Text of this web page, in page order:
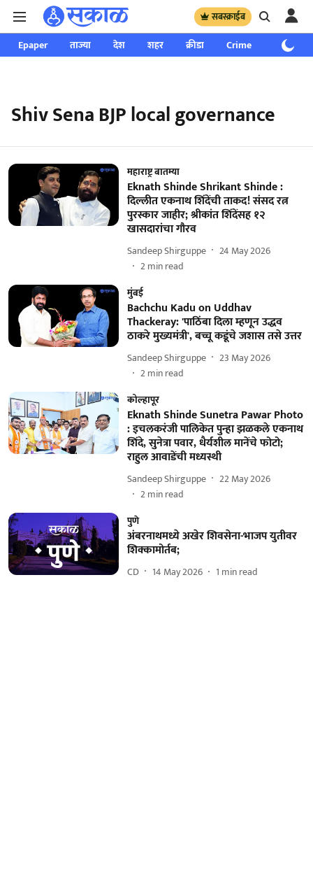
सबस्क्राईब
Epaper ताज्या देश शहर क्रीडा Crime साप्ताहिक
Shiv Sena BJP local governance
महाराष्ट्र बातम्या
Eknath Shinde Shrikant Shinde :
दिल्लीत एकनाथ शिंदेंची ताकद! संसद रत्न
पुरस्कार जाहीर; श्रीकांत शिंदेंसह १२
खासदारांचा गौरव
Sandeep Shirguppe
24 May 2026
2min read
मुंबई
Bachchu Kadu on Uddhav
Thackeray: 'पाठिंबा दिला म्हणून उद्धव
ठाकरे मुख्यमंत्री', बच्चू कडूंचे जशास तसे उत्तर
Sandeep Shirguppe
23 May 2026
2min read
कोल्हापूर
Eknath Shinde Sunetra Pawar Photo
: इचलकरंजी पालिकेत पुन्हा झळकले एकनाथ
शिंदे, सुनेत्रा पवार, धैर्यशील मानेंचे फोटो;
राहुल आवाडेंची मध्यस्थी
Sandeep Shirguppe
22 May 2026
2min read
पुणे
अंबरनाथमध्ये अखेर शिवसेना-भाजप युतीवर
शिक्कामोर्तब;
CD 14 May 2026 1 min read